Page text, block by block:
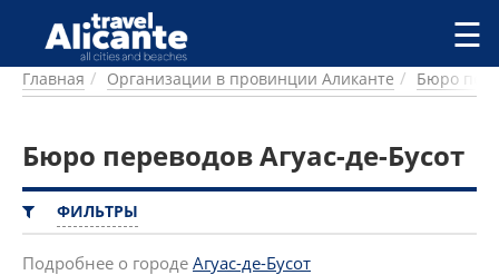
Перейти к основному содержанию
ГОРОДА
ПИТАНИЕ
ПРОЖИВАНИЕ
ПЛЯЖИ
ДОСТОПРИМЕЧАТЕЛЬНОСТИ
КЕМПИНГ
☰
Главная Организации в провинции Аликанте Бюро
Бюро переводов Агуас-де-Бусот
ФИЛЬТРЫ
Подробнее о городе Агуас-де-Бусот